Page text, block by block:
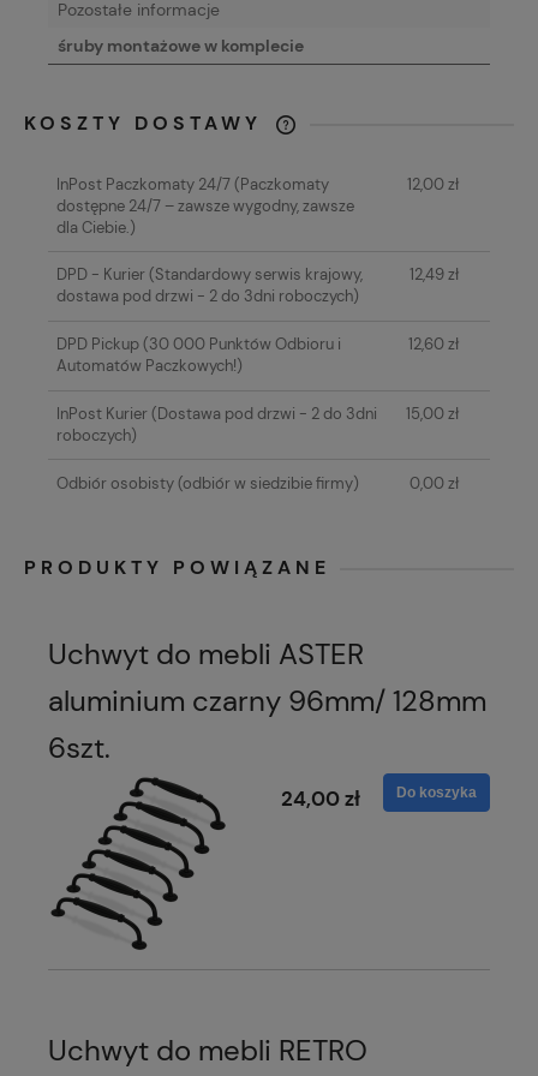
Pozostałe informacje
śruby montażowe w komplecie
KOSZTY DOSTAWY
KOSZTÓW PŁATNOŚCI
InPost Paczkomaty 24/7(Paczkomaty
dostępne 24/7 – zawsze wygodny, zawsze
dla Ciebie.)
12,00 zł
DPD - Kurier(Standardowy serwis krajowy,
dostawa pod drzwi - 2 do 3dni roboczych)
12,49 zł
DPD Pickup(30 000 Punktów Odbioru i
Automatów Paczkowych!)
12,60 zł
InPost Kurier(Dostawa pod drzwi - 2 do 3dni
roboczych)
15,00 zł
Odbiór osobisty(odbiór w siedzibie firmy) 0,00 zł
PRODUKTY POWIĄZANE
Uchwyt do mebli ASTER
aluminium czarny 96mm/ 128mm
6szt.
24,00 zł Do koszyka
Uchwyt do mebli RETRO